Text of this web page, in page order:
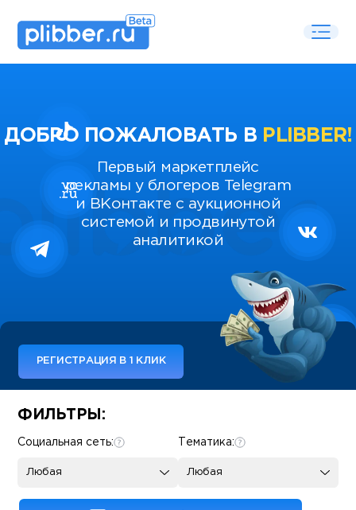
ДОБРО ПОЖАЛОВАТЬ В PLIBBER!
Первый маркетплейс
рекламы у блогеров Telegram
и ВКонтакте с аукционной
системой и продвинутой
аналитикой
РЕГИСТРАЦИЯ В 1 КЛИК
Some SEO Title
ФИЛЬТРЫ:
Тематика:
Любая
Социальная сеть:
Любая